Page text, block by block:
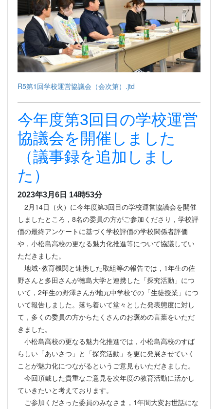
R5第1回学校運営協議会（会次第）.jtd
今年度第3回目の学校運営
協議会を開催しました
（議事録を追加しまし
た）
2023年3月6日 14時53分
2月14日（火）に今年度第3回目の学校運営協議会を開催
しましたところ，8名の委員の方がご参加くださり，学校評
価の最終アンケートに基づく学校評価の学校関係者評価
や，小松島高校の更なる魅力化推進等について協議してい
ただきました。
地域･教育機関と連携した取組等の報告では，1年生の佐
野さんと多田さんが徳島大学と連携した「探究活動」につ
いて，2年生の野澤さんが地元中学校での「生徒授業」につ
いて報告しました。落ち着いて堂々とした発表態度に対し
て，多くの委員の方からたくさんのお褒めの言葉をいただ
きました。
小松島高校の更なる魅力化推進では，小松島高校のすば
らしい「あいさつ」と「探究活動」を更に発展させていく
ことが魅力化につながるというご意見もいただきました。
今回頂戴した貴重なご意見を次年度の教育活動に活かし
ていきたいと考えております。
ご参加くださった委員のみなさま，1年間大変お世話にな